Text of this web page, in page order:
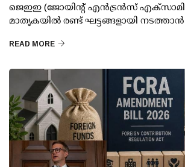
ജെഇഇ (ജോയിന്റ് എന്‍ട്രന്‍സ്
മാതൃകയില്‍ രണ്ട് ഘട്ടങ്ങളായി
READ MORE